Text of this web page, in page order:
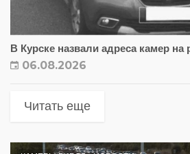
В Курске назвали адреса камер
06.08.2026
Читать еще